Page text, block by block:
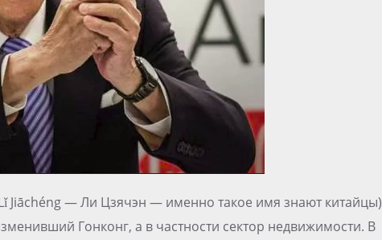
Jiāchéng — Ли Цзячэн — именно такое имя знают китайцы)
Гонконг, а в частности сектор недвижимости. В